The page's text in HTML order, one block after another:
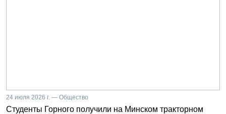
24 июля 2026 г. — Общество
Студенты Горного получили на Минском тракторном